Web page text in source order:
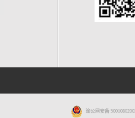
渝公网安备